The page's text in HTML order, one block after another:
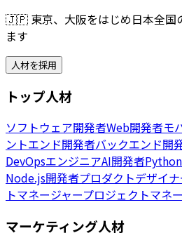
🇯🇵 東京、大阪をはじめ日本全
ます
人材を採用
トップ人材
ソフトウェア開発者Web開発者モ
ントエンド開発者バックエンド開
DevOpsエンジニアAI開発者
Node.js開発者プロダクトデザイナ
トマネージャープロジェクトマネ
マーケティング人材